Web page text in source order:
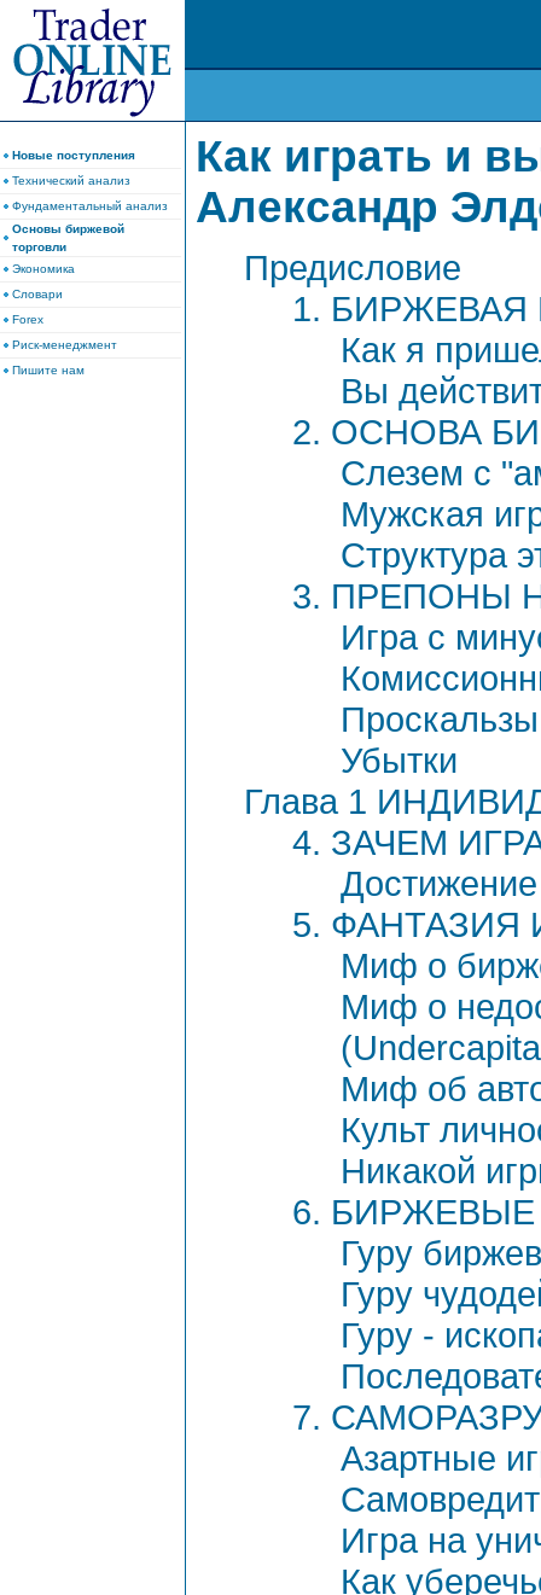
Новые поступления
Технический анализ
Фундаментальный анализ
Основы биржевой
торговли
Экономика
Словари
Forex
Риск-менеджмент
Пишите нам
Как играть и
Александр
Предисловие
1.
Как я
Вы
2. ОСНОВА
Слезем с
Мужская
Структура
3. ПРЕПОНЫ
Игра с
Убытки
Глава 1
4. ЗАЧЕМ
5. ФАНТАЗИЯ
Миф о
Миф о
Миф об
Культ
Никакой
6. БИРЖЕВЫЕ
Гуру
Гуру
Гуру -
7.
Азартные
Игра на
Как